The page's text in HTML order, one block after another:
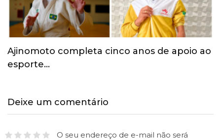
Paris 2024: Atletas brasileiros começam a
chegar à…
Deixe um comentário
O seu endereço de e-mail não será